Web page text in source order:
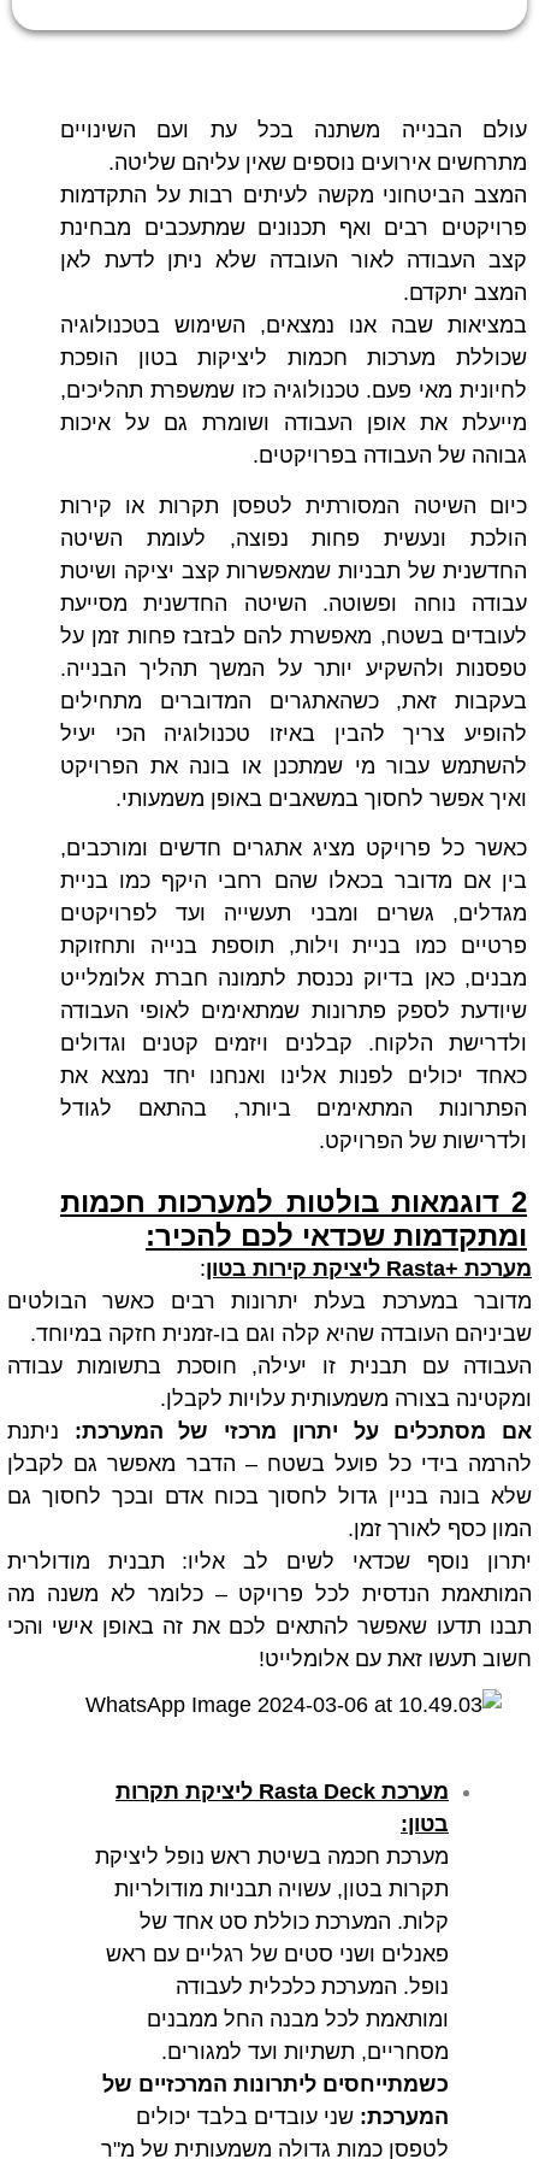
עולם הבנייה משתנה בכל עת ועם השינויים
מתרחשים אירועים נוספים שאין עליהם שליטה.
המצב הביטחוני מקשה לעיתים רבות על התקדמות
פרויקטים רבים ואף תכנונים שמתעכבים מבחינת
קצב העבודה לאור העובדה שלא ניתן לדעת לאן
המצב יתקדם.
במציאות שבה אנו נמצאים, השימוש בטכנולוגיה
שכוללת מערכות חכמות ליציקות בטון הופכת
לחיונית מאי פעם. טכנולוגיה כזו שמשפרת תהליכים,
מייעלת את אופן העבודה ושומרת גם על איכות
גבוהה של העבודה בפרויקטים.
כיום השיטה המסורתית לטפסן תקרות או קירות
הולכת ונעשית פחות נפוצה, לעומת השיטה
החדשנית של תבניות שמאפשרות קצב יציקה ושיטת
עבודה נוחה ופשוטה. השיטה החדשנית מסייעת
לעובדים בשטח, מאפשרת להם לבזבז פחות זמן על
טפסנות ולהשקיע יותר על המשך תהליך הבנייה.
בעקבות זאת, כשהאתגרים המדוברים מתחילים
להופיע צריך להבין באיזו טכנולוגיה הכי יעיל
להשתמש עבור מי שמתכנן או בונה את הפרויקט
ואיך אפשר לחסוך במשאבים באופן משמעותי.
כאשר כל פרויקט מציג אתגרים חדשים ומורכבים,
בין אם מדובר בכאלו שהם רחבי היקף כמו בניית
מגדלים, גשרים ומבני תעשייה ועד לפרויקטים
פרטיים כמו בניית וילות, תוספת בנייה ותחזוקת
מבנים, כאן בדיוק נכנסת לתמונה חברת אלומלייט
שיודעת לספק פתרונות שמתאימים לאופי העבודה
ולדרישת הלקוח. קבלנים ויזמים קטנים וגדולים
כאחד יכולים לפנות אלינו ואנחנו יחד נמצא את
הפתרונות המתאימים ביותר, בהתאם לגודל
ולדרישות של הפרויקט.
2 דוגמאות בולטות למערכות חכמות
ומתקדמות שכדאי לכם להכיר:
מערכת +Rasta ליציקת קירות בטון
:
מדובר במערכת בעלת יתרונות רבים כאשר הבולטים
שביניהם העובדה שהיא קלה וגם בו-זמנית חזקה במיוחד.
העבודה עם תבנית זו יעילה, חוסכת בתשומות עבודה
ומקטינה בצורה משמעותית עלויות לקבלן.
אם מסתכלים על יתרון מרכזי של המערכת: ניתנת
להרמה בידי כל פועל בשטח – הדבר מאפשר גם לקבלן
שלא בונה בניין גדול לחסוך בכוח אדם ובכך לחסוך גם
המון כסף לאורך זמן.
יתרון נוסף שכדאי לשים לב אליו: תבנית מודולרית
המותאמת הנדסית לכל פרויקט – כלומר לא משנה מה
תבנו תדעו שאפשר להתאים לכם את זה באופן אישי והכי
חשוב תעשו זאת עם אלומלייט!
מערכת Rasta Deck ליציקת תקרות
בטון:
מערכת חכמה בשיטת ראש נופל ליציקת
תקרות בטון, עשויה תבניות מודולריות
קלות. המערכת כוללת סט אחד של
פאנלים ושני סטים של רגליים עם ראש
נופל. המערכת כלכלית לעבודה
ומותאמת לכל מבנה החל ממבנים
מסחריים, תשתיות ועד למגורים.
כשמתייחסים ליתרונות המרכזיים של
המערכת: שני עובדים בלבד יכולים
לטפסן כמות גדולה משמעותית של מ"ר